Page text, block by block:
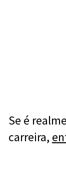
Se é
carreira,